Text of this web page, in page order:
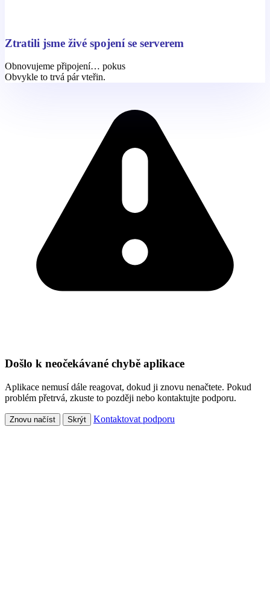
Ztratili jsme živé spojení se serverem
Obnovujeme připojení… pokus
Obvykle to trvá pár vteřin.
Došlo k neočekávané chybě aplikace
Aplikace nemusí dále reagovat, dokud ji znovu nenačtete. Pokud
problém přetrvá, zkuste to později nebo kontaktujte podporu.
Znovu načíst Skrýt Kontaktovat podporu